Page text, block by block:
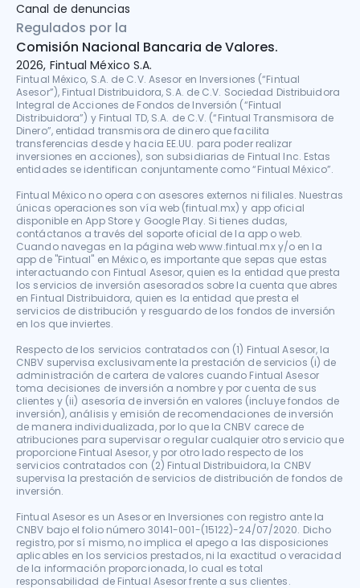
Canal de denuncias
Regulados por la
Comisión Nacional Bancaria de Valores.
2026, Fintual México S.A.
Fintual México, S.A. de C.V. Asesor en Inversiones (“Fintual
Asesor”), Fintual Distribuidora, S.A. de C.V. Sociedad Distribuidora
Integral de Acciones de Fondos de Inversión (“Fintual
Distribuidora”) y Fintual TD, S.A. de C.V. (“Fintual Transmisora de
Dinero”, entidad transmisora de dinero que facilita
transferencias desde y hacia EE.UU. para poder realizar
inversiones en acciones), son subsidiarias de Fintual Inc. Estas
entidades se identifican conjuntamente como “Fintual México”.
Fintual México no opera con asesores externos ni filiales. Nuestras
únicas operaciones son vía web (fintual.mx) y app oficial
disponible en App Store y Google Play. Si tienes dudas,
contáctanos a través del soporte oficial de la app o web.
Cuando navegas en la página web www.fintual.mx y/o en la
app de "Fintual" en México, es importante que sepas que estas
interactuando con Fintual Asesor, quien es la entidad que presta
los servicios de inversión asesorados sobre la cuenta que abres
en Fintual Distribuidora, quien es la entidad que presta el
servicios de distribución y resguardo de los fondos de inversión
en los que inviertes.
Respecto de los servicios contratados con (1) Fintual Asesor, la
CNBV supervisa exclusivamente la prestación de servicios (i) de
administración de cartera de valores cuando Fintual Asesor
toma decisiones de inversión a nombre y por cuenta de sus
clientes y (ii) asesoría de inversión en valores (incluye fondos de
inversión), análisis y emisión de recomendaciones de inversión
de manera individualizada, por lo que la CNBV carece de
atribuciones para supervisar o regular cualquier otro servicio que
proporcione Fintual Asesor, y por otro lado respecto de los
servicios contratados con (2) Fintual Distribuidora, la CNBV
supervisa la prestación de servicios de distribución de fondos de
inversión.
Fintual Asesor es un Asesor en Inversiones con registro ante la
CNBV bajo el folio número 30141-001-(15122)-24/07/2020. Dicho
registro, por sí mismo, no implica el apego a las disposiciones
aplicables en los servicios prestados, ni la exactitud o veracidad
de la información proporcionada, lo cual es total
responsabilidad de Fintual Asesor frente a sus clientes.